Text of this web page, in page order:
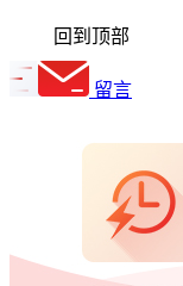
回到顶部
留言